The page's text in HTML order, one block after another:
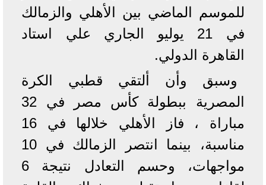
للموسم الماضي بين الأهلي والزمالك
في 21 يوليو الجاري علي استاد
القاهرة الدولي.
وسبق وأن ألتقي قطبي الكرة
المصرية ببطولة كأس مصر في 32
مباراة ، فاز الأهلي خلالها في 16
مناسبة، بينما انتصر الزمالك في 10
مواجهات، وحسم التعادل نتيجة 6